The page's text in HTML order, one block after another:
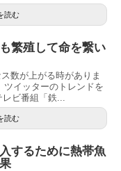
読む
繁殖して命を繋い
数が上がる時がありま
イッターのトレンドを
ビ番組「鉄...
読む
するために熱帯魚